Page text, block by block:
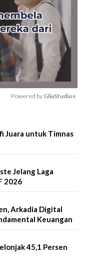
Powered by GliaStudios
Juara untuk Timnas
Jelang Laga
2026
Arkadia Digital
Keuangan
45,1 Persen